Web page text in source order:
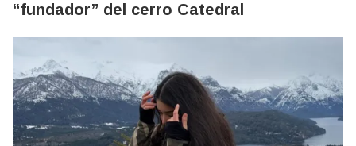
“fundador” del cerro Catedral